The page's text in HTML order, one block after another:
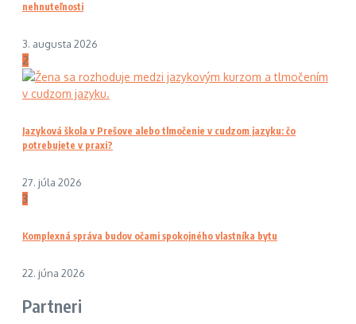
nehnuteľnosti
3. augusta 2026
2
Jazyková škola v Prešove alebo tlmočenie v cudzom jazyku: čo
potrebujete v praxi?
27. júla 2026
3
Komplexná správa budov očami spokojného vlastníka bytu
22. júna 2026
Partneri